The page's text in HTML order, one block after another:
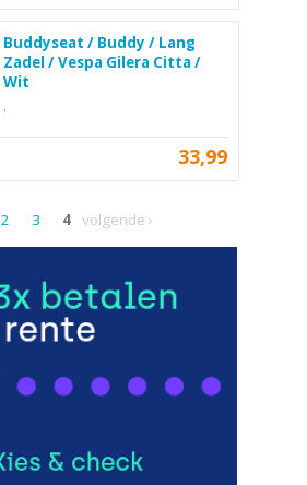
Buddyseat / Buddy / Lang
Zadel / Vespa Gilera Citta /
Wit
.
33,99
2 3 4 volgende ›